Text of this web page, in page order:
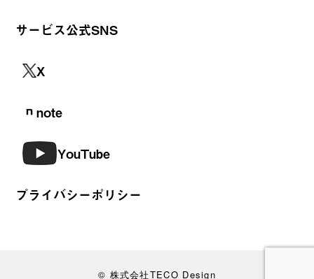
サービス公式SNS
X
note
YouTube
プライバシーポリシー
© 株式会社TECO Design